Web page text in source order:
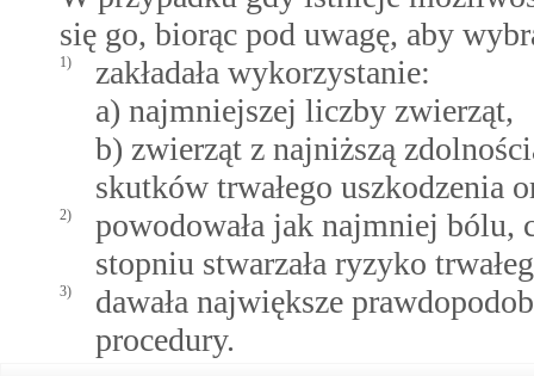
się go, biorąc pod uwagę, aby
1)
zakładała wykorzystanie:
a) najmniejszej liczby zwierząt,
b) zwierząt z najniższą
skutków trwałego uszkodzenia
2)
powodowała jak najmniej
stopniu stwarzała ryzyko
3)
dawała największe
procedury.